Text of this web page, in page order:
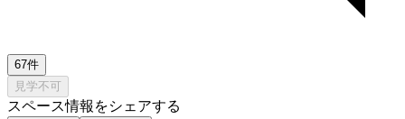
67件
見学不可
スペース情報をシェアする